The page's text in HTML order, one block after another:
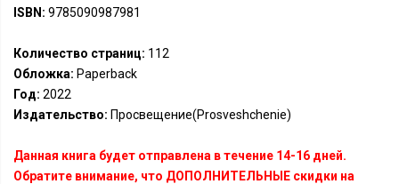
ISBN: 9785090987981
Количество страниц: 112
Обложка: Paperback
Год: 2022
Издательство: Просвещение(Prosveshchenie)
Данная книга будет отправлена в течение 14-16 дней.
Обратите внимание, что ДОПОЛНИТЕЛЬНЫЕ скидки на